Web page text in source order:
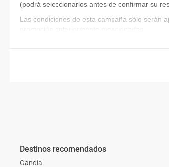
(podrá seleccionarlos antes de confirmar su
Las condiciones de esta campaña sólo serán
promoción anteriormente mencionadas.
Destinos recomendados
Gandía